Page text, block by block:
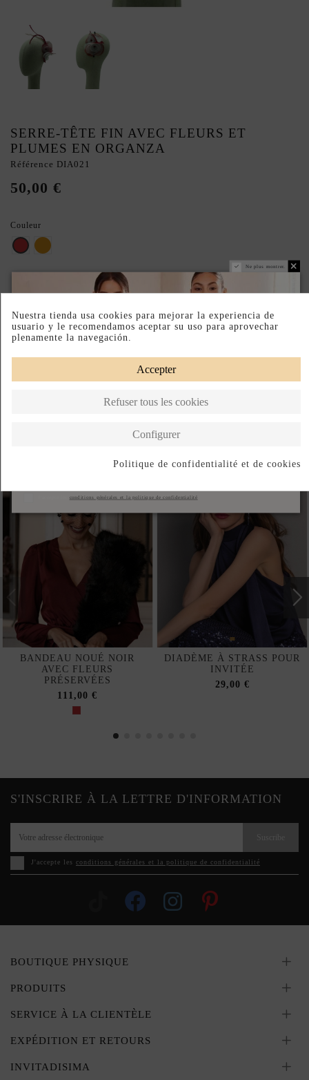
SERRE-TÊTE FIN AVEC FLEURS ET
PLUMES EN ORGANZA
Référence DIA021
50,00 €
Couleur
Rouge
Dorado
PRODUIT FABRIQUÉ ARTISANALEMENT
DESCRIPTION SHORT
Produits de la même catégorie
BANDEAU NOUÉ NOIR
AVEC FLEURS
PRÉSERVÉES
111,00 €
DIADÈME À STRASS POUR
INVITÉE
29,00 €
S'INSCRIRE À LA LETTRE D'INFORMATION
J'accepte les conditions générales et la politique de confidentialité
BOUTIQUE PHYSIQUE
PRODUITS
SERVICE À LA CLIENTÈLE
EXPÉDITION ET RETOURS
INVITADISIMA
Ne plus montrer.
conditions générales et la politique de confidentialité
Nuestra tienda usa cookies para mejorar la experiencia de
usuario y le recomendamos aceptar su uso para aprovechar
plenamente la navegación.
Accepter
Refuser tous les cookies
Configurer
Politique de confidentialité et de cookies